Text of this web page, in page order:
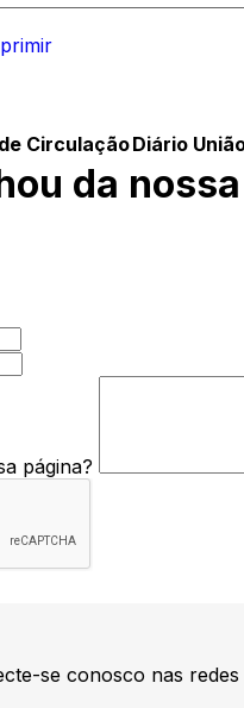
CirculaçãoDiário
da
página?
se conosco nas redes